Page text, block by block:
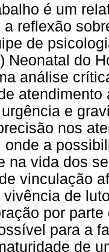
é um
reflexão
de
Neonatal do
análise
e
nos
onde a
na vida dos
vinculação
de
por
para a
de